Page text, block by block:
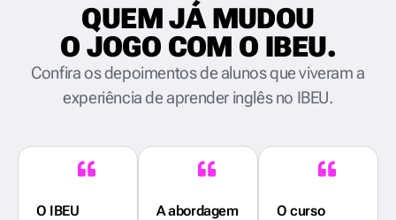
QUEM JÁ MUDOU
O JOGO COM O IBEU.
Confira os depoimentos de alunos que viveram a
experiência de aprender inglês no IBEU.
O IBEU
A abordagem
O curso